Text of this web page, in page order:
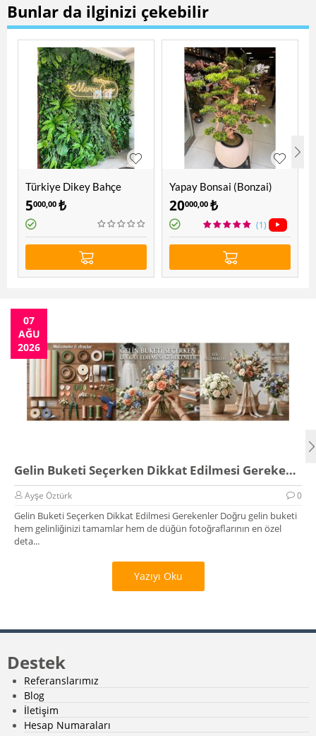
Bunlar da ilginizi çekebilir
Türkiye Dikey Bahçe
5000,00 ₺
Yapay Bonsai (Bonzai)
Ağacı 1.60 Mt
20000,00 ₺
(1)
07
AĞU
2026
Gelin Buketi Seçerken Dikkat Edilmesi Gerekenler
Ayşe Öztürk 0
Gelin Buketi Seçerken Dikkat Edilmesi Gerekenler Doğru gelin buketi
hem gelinliğinizi tamamlar hem de düğün fotoğraflarının en özel
deta...
Yazıyı Oku
Destek
Referanslarımız
Blog
İletişim
Hesap Numaraları